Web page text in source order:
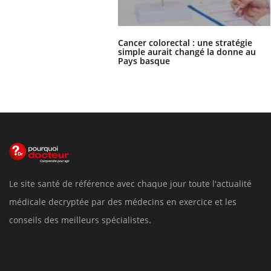
Cancer colorectal : une stratégie
simple aurait changé la donne au
Pays basque
Le site santé de référence avec chaque jour toute l'actualité
médicale decryptée par des médecins en exercice et les
conseils des meilleurs spécialistes.